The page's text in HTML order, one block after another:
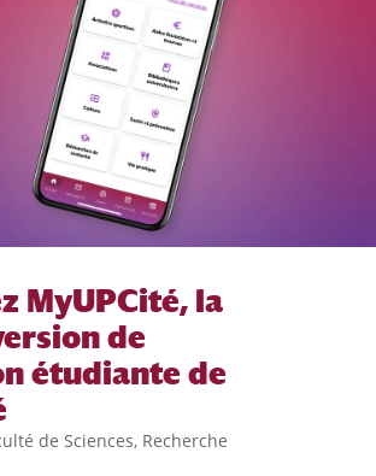
MyUPCité, la
de
étudiante de
de Sciences, Recherche